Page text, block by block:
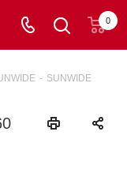
0
- SUNWIDE